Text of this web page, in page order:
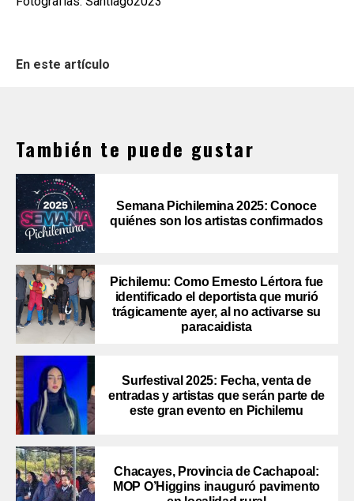
En este artículo
También te puede gustar
Semana Pichilemina 2025: Conoce
quiénes son los artistas confirmados
Pichilemu: Como Ernesto Lértora fue
identificado el deportista que murió
trágicamente ayer, al no activarse su
paracaidista
Surfestival 2025: Fecha, venta de
entradas y artistas que serán parte de
este gran evento en Pichilemu
Chacayes, Provincia de Cachapoal:
MOP O’Higgins inauguró pavimento